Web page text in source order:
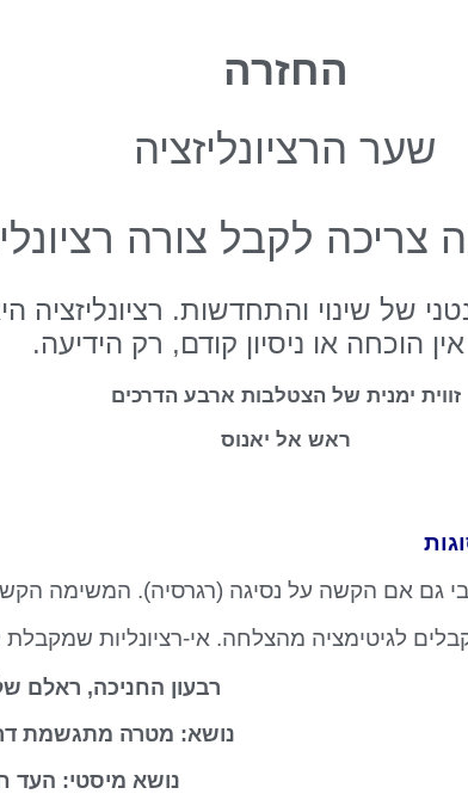
החזרה
שער הרציונליזציה
לקבל צורה
של שינוי והתחדשות. רציונליזציה
הוכחה או ניסיון קודם, רק הידיעה.
זווית ימנית של הצטלבות ארבע הדרכים
ראש אל יאנוס
גם אם הקשה על נסיגה (רגרסיה). המשימה
לגיטימציה מהצלחה. אי-רציונליות
רבעון החניכה, ראלם
נושא: מטרה מתגשמת
נושא מיסטי: העד